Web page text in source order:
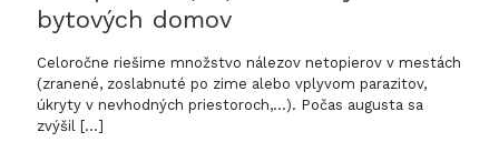
bytových domov
Celoročne riešime množstvo nálezov netopierov v mestách
(zranené, zoslabnuté po zime alebo vplyvom parazitov,
úkryty v nevhodných priestoroch,…). Počas augusta sa
zvýšil […]